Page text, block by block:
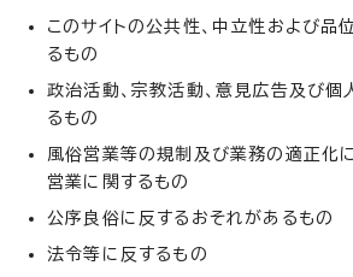
このサイトの公共性、中立性および品
るもの
政治活動、宗教活動、意見広告及び個
るもの
風俗営業等の規制及び業務の適正化
営業に関するもの
公序良俗に反するおそれがあるもの
法令等に反するもの